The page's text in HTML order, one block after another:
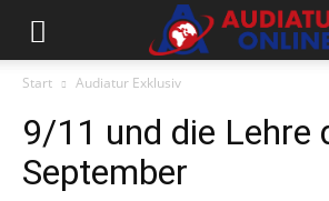
Start Audiatur Exklusiv
9/11 und die Lehre
September